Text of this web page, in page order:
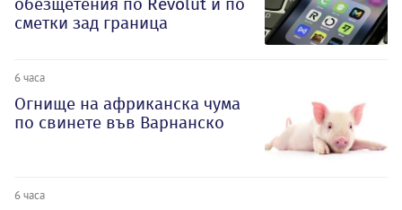
сметки зад граница
6 часа
Огнище на африканска чума
по свинете във Варнанско
6 часа